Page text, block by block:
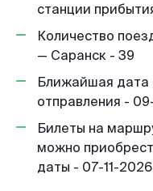
станции
Количество
— Саранск - 39
Ближайшая дата
отправления -
Билеты на
можно
даты - 07-11-2026